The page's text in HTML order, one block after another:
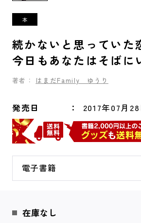
続かないと思っていた
今日もあなたはそばに
著者： はまだFamily ゆうり
発売日 2017年07月28
電子書籍
在庫なし